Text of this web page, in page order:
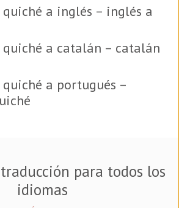
a inglés – inglés a
quiché a catalán – catalán
a portugués –
para todos los
idiomas